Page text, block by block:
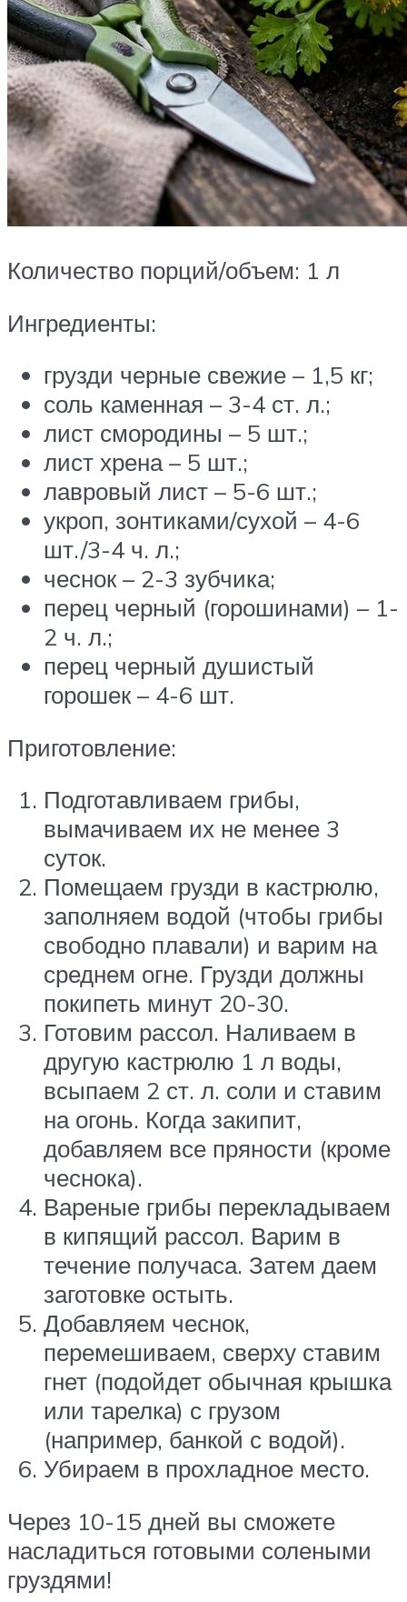
Количество порций/объем: 1 л
Ингредиенты:
грузди черные свежие – 1,5 кг;
соль каменная – 3-4 ст. л.;
лист смородины – 5 шт.;
лист хрена – 5 шт.;
лавровый лист – 5-6 шт.;
укроп, зонтиками/сухой – 4-6
шт./3-4 ч. л.;
чеснок – 2-3 зубчика;
перец черный (горошинами) – 1-
2 ч. л.;
перец черный душистый
горошек – 4-6 шт.
Приготовление:
Подготавливаем грибы,
вымачиваем их не менее 3
суток.
Помещаем грузди в кастрюлю,
заполняем водой (чтобы грибы
свободно плавали) и варим на
среднем огне. Грузди должны
покипеть минут 20-30.
Готовим рассол. Наливаем в
другую кастрюлю 1 л воды,
всыпаем 2 ст. л. соли и ставим
на огонь. Когда закипит,
добавляем все пряности (кроме
чеснока).
Вареные грибы перекладываем
в кипящий рассол. Варим в
течение получаса. Затем даем
заготовке остыть.
Добавляем чеснок,
перемешиваем, сверху ставим
гнет (подойдет обычная крышка
или тарелка) с грузом
(например, банкой с водой).
Убираем в прохладное место.
Через 10-15 дней вы сможете
насладиться готовыми солеными
груздями!